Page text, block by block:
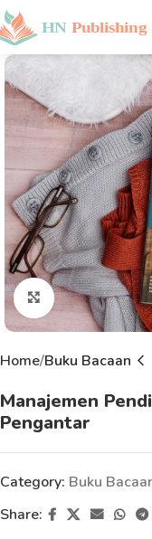
Click to enlarge
Home Buku Bacaan
Manajemen
Pengantar
Category: Buku
Share: